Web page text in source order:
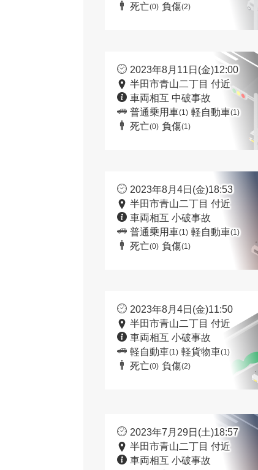
死亡(0) 負傷(2)
2023年8月11日(金)12:00
半田市青山二丁目 付近
車両相互 中破事故
普通乗用車(1) 軽自動車(1)
死亡(0) 負傷(1)
2023年8月4日(金)18:53
半田市青山二丁目 付近
車両相互 小破事故
普通乗用車(1) 軽自動車(1)
死亡(0) 負傷(1)
2023年8月4日(金)11:50
半田市青山二丁目 付近
車両相互 小破事故
軽自動車(1) 軽貨物車(1)
死亡(0) 負傷(2)
2023年7月29日(土)18:57
半田市青山二丁目 付近
車両相互 小破事故